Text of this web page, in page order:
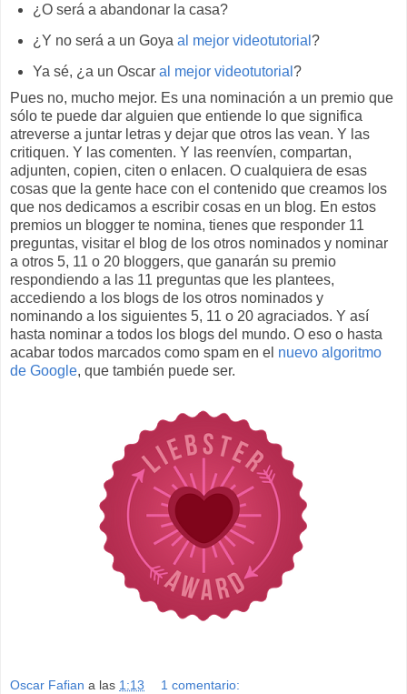
¿O será a abandonar la casa?
¿Y no será a un Goya al mejor videotutorial ?
Ya sé, ¿a un Oscar al mejor videotutorial ?
Pues no, mucho mejor. Es una nominación a un premio que
sólo te puede dar alguien que entiende lo que significa
atreverse a juntar letras y dejar que otros las vean. Y las
critiquen. Y las comenten. Y las reenvíen, compartan,
adjunten, copien, citen o enlacen. O cualquiera de esas
cosas que la gente hace con el contenido que creamos los
que nos dedicamos a escribir cosas en un blog. En estos
premios un blogger te nomina, tienes que responder 11
preguntas, visitar el blog de los otros nominados y nominar
a otros 5, 11 o 20 bloggers, que ganarán su premio
respondiendo a las 11 preguntas que les plantees,
accediendo a los blogs de los otros nominados y
nominando a los siguientes 5, 11 o 20 agraciados. Y así
hasta nominar a todos los blogs del mundo. O eso o hasta
acabar todos marcados como spam en el nuevo algoritmo
de Google, que también puede ser.
Oscar Fafian a las 1:13 1 comentario: